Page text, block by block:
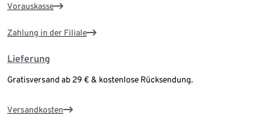
Vorauskasse
Zahlung in der Filiale
Lieferung
Gratisversand ab 29 € & kostenlose Rücksendung.
Versandkosten